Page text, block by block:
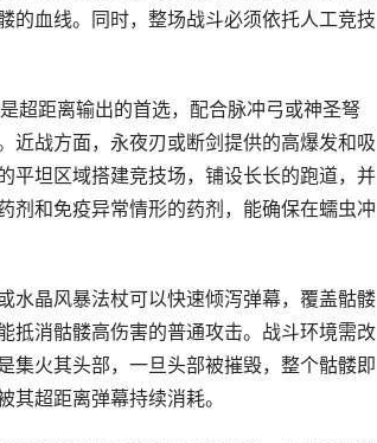
的血线。同时，整场战斗必须依托人工竞技
超距离输出的首选，配合脉冲弓或神圣弩
近战方面，永夜刃或断剑提供的高爆发和吸
平坦区域搭建竞技场，铺设长长的跑道，并
剂和免疫异常情形的药剂，能确保在蠕虫冲
水晶风暴法杖可以快速倾泻弹幕，覆盖骷髅
抵消骷髅高伤害的普通攻击。战斗环境需改
集火其头部，一旦头部被摧毁，整个骷髅即
超距离弹幕持续消耗。